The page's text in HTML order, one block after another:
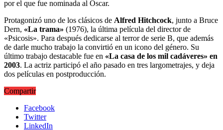
por el que fue nominada al Oscar.
Protagonizó uno de los clásicos de Alfred Hitchcock, junto a Bruce
Dern, «La trama» (1976), la última película del director de
«Psicosis». Para después dedicarse al terror de serie B, que además
de darle mucho trabajo la convirtió en un icono del género. Su
último trabajo destacable fue en «La casa de los mil cadáveres» en
2003. La actriz participó el año pasado en tres largometrajes, y deja
dos películas en postproducción.
Compartir
Facebook
Twitter
LinkedIn